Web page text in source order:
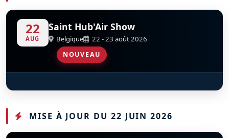
22
AUG
Saint Hub'Air Show
Belgique 22 - 23 août 2026
NOUVEAU
S D
Giddy Team
MISE À JOUR DU 22 JUIN 2026